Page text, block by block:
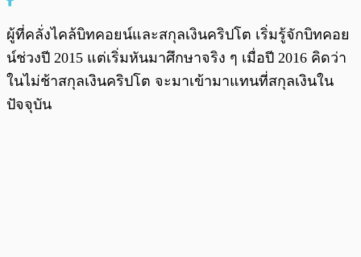
ผู้ที่คลั่งไคล้บิทคอยน์และสกุลเงินคริปโต เริ่มรู้จักบิทคอย
น์ช่วงปี 2015 แต่เริ่มหันมาศึกษาจริง ๆ เมื่อปี 2016 คิดว่า
ในไม่ช้าสกุลเงินคริปโต จะมาเข้ามาแทนที่สกุลเงินใน
ปัจจุบัน